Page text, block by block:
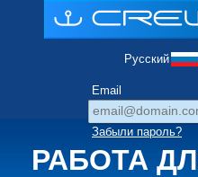
Русский
Email
Забыли пароль?
РАБОТА